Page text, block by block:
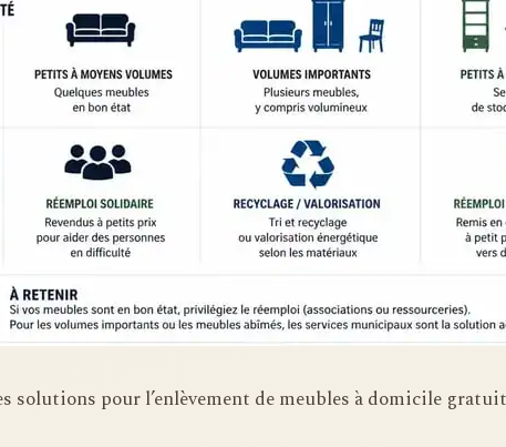
solutions pour l’enlèvement de meubles à domicile